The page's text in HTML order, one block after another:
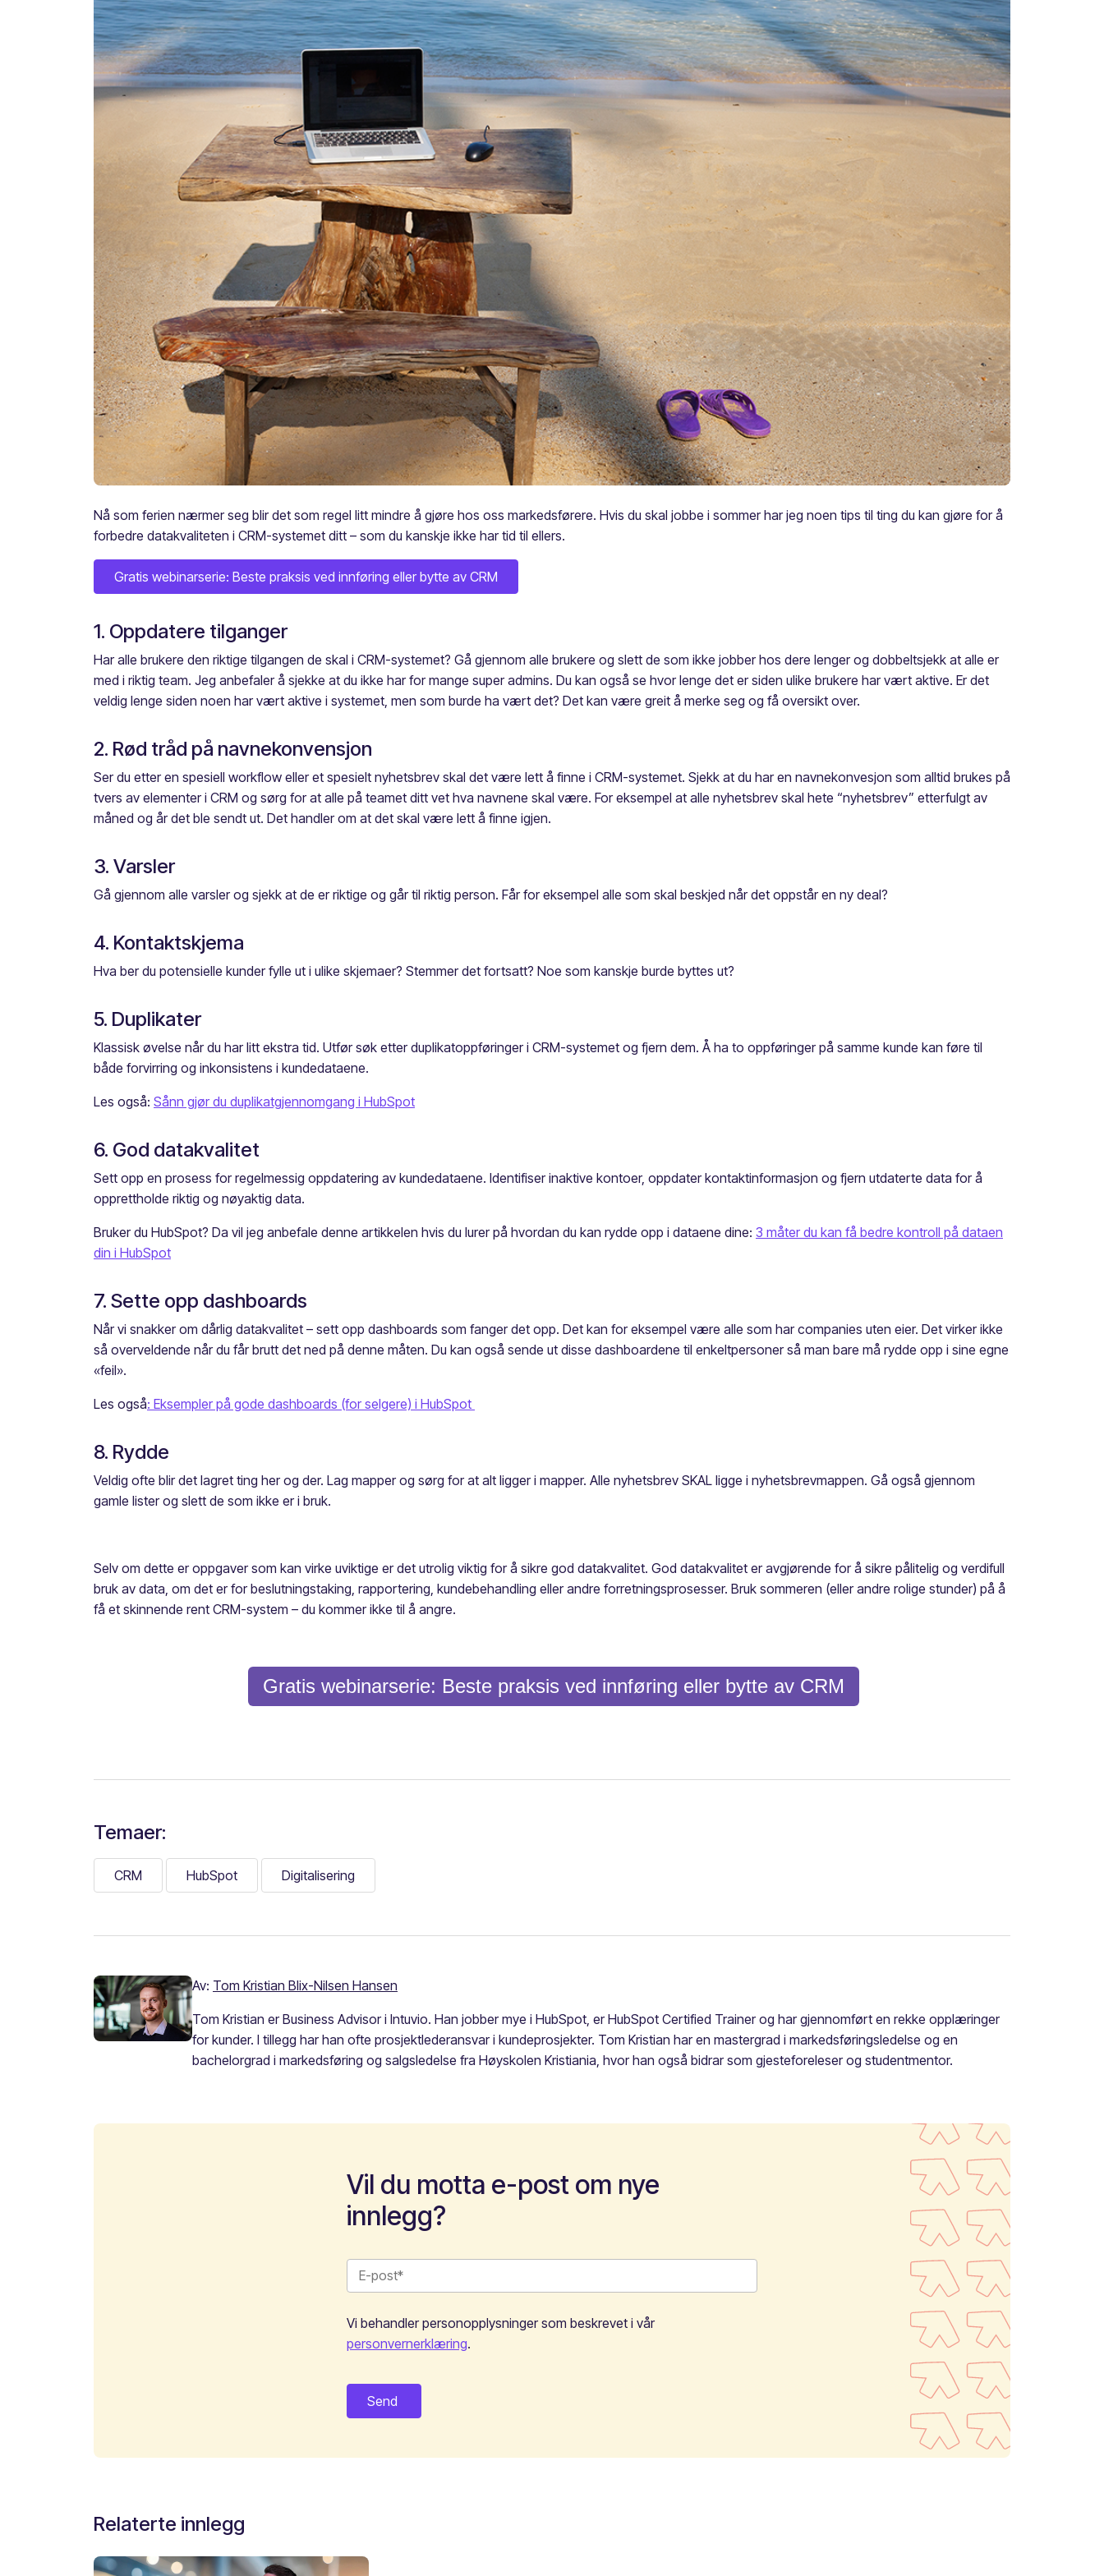
Nå som ferien nærmer seg blir det som regel litt mindre å gjøre hos oss markedsførere. Hvis du skal jobbe i sommer har jeg noen tips til ting du kan gjøre for å
forbedre datakvaliteten i CRM-systemet ditt – som du kanskje ikke har tid til ellers.
Gratis webinarserie: Beste praksis ved innføring eller bytte av CRM
1. Oppdatere tilganger
Har alle brukere den riktige tilgangen de skal i CRM-systemet? Gå gjennom alle brukere og slett de som ikke jobber hos dere lenger og dobbeltsjekk at alle er
med i riktig team. Jeg anbefaler å sjekke at du ikke har for mange super admins. Du kan også se hvor lenge det er siden ulike brukere har vært aktive. Er det
veldig lenge siden noen har vært aktive i systemet, men som burde ha vært det? Det kan være greit å merke seg og få oversikt over.
2. Rød tråd på navnekonvensjon
Ser du etter en spesiell workflow eller et spesielt nyhetsbrev skal det være lett å finne i CRM-systemet. Sjekk at du har en navnekonvesjon som alltid brukes på
tvers av elementer i CRM og sørg for at alle på teamet ditt vet hva navnene skal være. For eksempel at alle nyhetsbrev skal hete “nyhetsbrev” etterfulgt av
måned og år det ble sendt ut. Det handler om at det skal være lett å finne igjen.
3. Varsler
Gå gjennom alle varsler og sjekk at de er riktige og går til riktig person. Får for eksempel alle som skal beskjed når det oppstår en ny deal?
4. Kontaktskjema
Hva ber du potensielle kunder fylle ut i ulike skjemaer? Stemmer det fortsatt? Noe som kanskje burde byttes ut?
5. Duplikater
Klassisk øvelse når du har litt ekstra tid. Utfør søk etter duplikatoppføringer i CRM-systemet og fjern dem. Å ha to oppføringer på samme kunde kan føre til
både forvirring og inkonsistens i kundedataene.
Les også: Sånn gjør du duplikatgjennomgang i HubSpot
6. God datakvalitet
Sett opp en prosess for regelmessig oppdatering av kundedataene. Identifiser inaktive kontoer, oppdater kontaktinformasjon og fjern utdaterte data for å
opprettholde riktig og nøyaktig data.
Bruker du HubSpot? Da vil jeg anbefale denne artikkelen hvis du lurer på hvordan du kan rydde opp i dataene dine: 3 måter du kan få bedre kontroll på dataen
din i HubSpot
7. Sette opp dashboards
Når vi snakker om dårlig datakvalitet – sett opp dashboards som fanger det opp. Det kan for eksempel være alle som har companies uten eier. Det virker ikke
så overveldende når du får brutt det ned på denne måten. Du kan også sende ut disse dashboardene til enkeltpersoner så man bare må rydde opp i sine egne
«feil».
Les også: Eksempler på gode dashboards (for selgere) i HubSpot
8. Rydde
Veldig ofte blir det lagret ting her og der. Lag mapper og sørg for at alt ligger i mapper. Alle nyhetsbrev SKAL ligge i nyhetsbrevmappen. Gå også gjennom
gamle lister og slett de som ikke er i bruk.
Selv om dette er oppgaver som kan virke uviktige er det utrolig viktig for å sikre god datakvalitet. God datakvalitet er avgjørende for å sikre pålitelig og verdifull
bruk av data, om det er for beslutningstaking, rapportering, kundebehandling eller andre forretningsprosesser. Bruk sommeren (eller andre rolige stunder) på å
få et skinnende rent CRM-system – du kommer ikke til å angre.
Gratis webinarserie: Beste praksis ved innføring eller bytte av CRM
Temaer:
CRM HubSpot Digitalisering
Av: Tom Kristian Blix-Nilsen Hansen
Tom Kristian er Business Advisor i Intuvio. Han jobber mye i HubSpot, er HubSpot Certified Trainer og har gjennomført en rekke opplæringer
for kunder. I tillegg har han ofte prosjektlederansvar i kundeprosjekter. Tom Kristian har en mastergrad i markedsføringsledelse og en
bachelorgrad i markedsføring og salgsledelse fra Høyskolen Kristiania, hvor han også bidrar som gjesteforeleser og studentmentor.
Vil du motta e-post om nye
innlegg?
Vi behandler personopplysninger som beskrevet i vår
personvernerklæring.
Relaterte innlegg